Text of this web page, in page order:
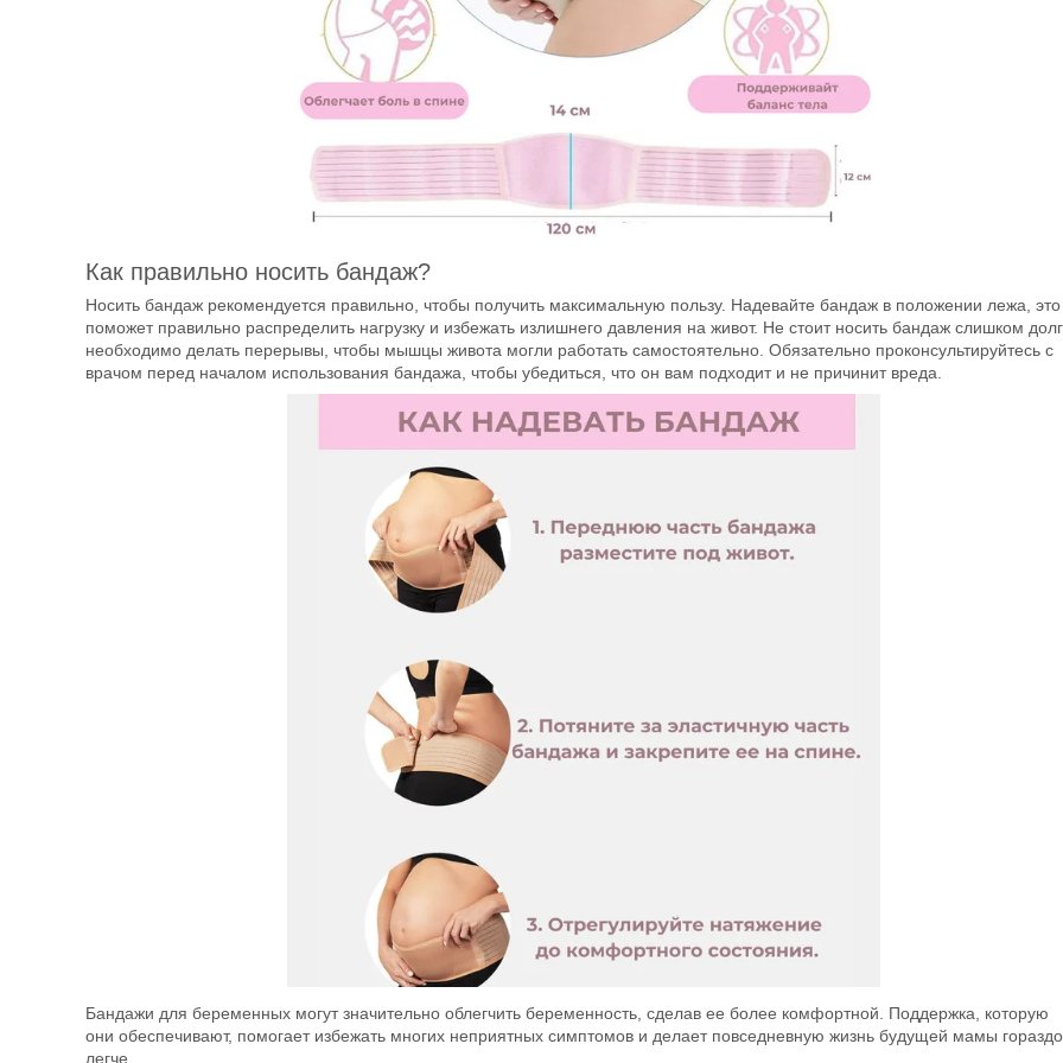
Как правильно носить бандаж?
Носить бандаж рекомендуется правильно, чтобы получить максимальную пользу. Надевайте бандаж в положении лежа, это
поможет правильно распределить нагрузку и избежать излишнего давления на живот. Не стоит носить бандаж слишком
необходимо делать перерывы, чтобы мышцы живота могли работать самостоятельно. Обязательно проконсультируйтесь с
врачом перед началом использования бандажа, чтобы убедиться, что он вам подходит и не причинит вреда.
Бандажи для беременных могут значительно облегчить беременность, сделав ее более комфортной. Поддержка, которую
они обеспечивают, помогает избежать многих неприятных симптомов и делает повседневную жизнь будущей мамы гораздо
легче.